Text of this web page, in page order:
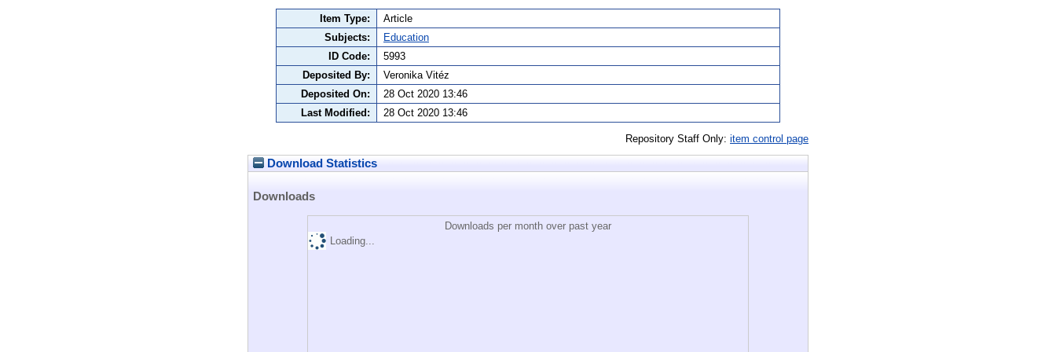
Item Type:
Article
Subjects:
Education
ID Code:
5993
Deposited By:
Veronika Vitéz
Deposited On:
28 Oct 2020 13:46
Last Modified:
28 Oct 2020 13:46
Repository Staff Only: item control page
Download Statistics
Downloads
Downloads per month over past year
Loading...